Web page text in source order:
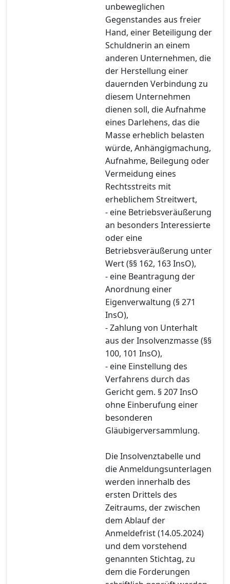
unbeweglichen
Gegenstandes aus freier
Hand, einer Beteiligung der
Schuldnerin an einem
anderen Unternehmen, die
der Herstellung einer
dauernden Verbindung zu
diesem Unternehmen
dienen soll, die Aufnahme
eines Darlehens, das die
Masse erheblich belasten
würde, Anhängigmachung,
Aufnahme, Beilegung oder
Vermeidung eines
Rechtsstreits mit
erheblichem Streitwert,
- eine Betriebsveräußerung
an besonders Interessierte
oder eine
Betriebsveräußerung unter
Wert (§§ 162, 163 InsO),
- eine Beantragung der
Anordnung einer
Eigenverwaltung (§ 271
InsO),
- Zahlung von Unterhalt
aus der Insolvenzmasse (§§
100, 101 InsO),
- eine Einstellung des
Verfahrens durch das
Gericht gem. § 207 InsO
ohne Einberufung einer
besonderen
Gläubigerversammlung.
Die Insolvenztabelle und
die Anmeldungsunterlagen
werden innerhalb des
ersten Drittels des
Zeitraums, der zwischen
dem Ablauf der
Anmeldefrist (14.05.2024)
und dem vorstehend
genannten Stichtag, zu
dem die Forderungen